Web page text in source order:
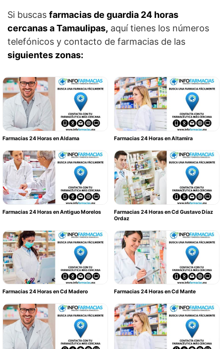
Si buscas farmacias de guardia 24 horas
cercanas a Tamaulipas, aquí tienes los números
telefónicos y contacto de farmacias de las
siguientes zonas:
Farmacias 24 Horas en Aldama Farmacias 24 Horas en Altamira
Farmacias 24 Horas en Antiguo Morelos
Farmacias 24 Horas en Cd Gustavo Díaz
Ordaz
Farmacias 24 Horas en Cd Madero Farmacias 24 Horas en Cd Mante